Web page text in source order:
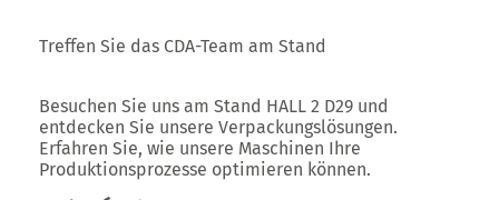
Treffen Sie das CDA-Team am Stand
Besuchen Sie uns am Stand HALL 2 D29 und
entdecken Sie unsere Verpackungslösungen.
Erfahren Sie, wie unsere Maschinen Ihre
Produktionsprozesse optimieren können.